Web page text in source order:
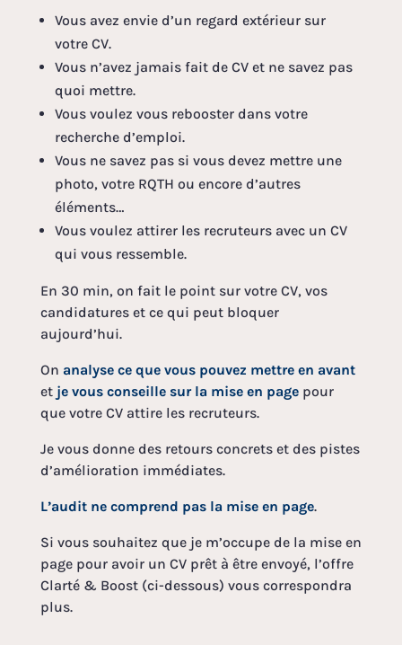
Vous avez envie d’un regard extérieur sur
votre CV.
Vous n’avez jamais fait de CV et ne savez pas
quoi mettre.
Vous voulez vous rebooster dans votre
recherche d’emploi.
Vous ne savez pas si vous devez mettre une
photo, votre RQTH ou encore d’autres
éléments…
Vous voulez attirer les recruteurs avec un CV
qui vous ressemble.
En 30 min, on fait le point sur votre CV, vos
candidatures et ce qui peut bloquer
aujourd’hui.
On analyse ce que vous pouvez mettre en avant
et je vous conseille sur la mise en pagepour
que votre CV attire les recruteurs.
Je vous donne des retours concrets et des pistes
d’amélioration immédiates.
L’audit ne comprend pas la mise en page.
Si vous souhaitez que je m’occupe de la mise en
page pour avoir un CV prêt à être envoyé, l’offre
Clarté & Boost (ci-dessous) vous correspondra
plus.